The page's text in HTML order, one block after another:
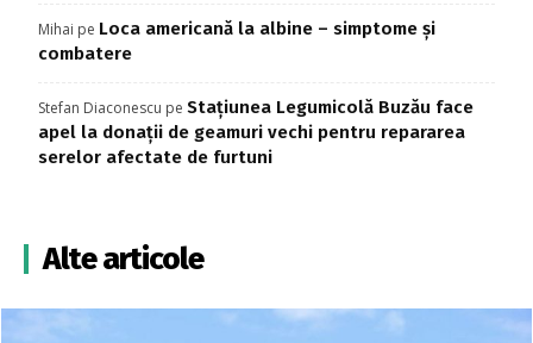
Mihai pe Loca americană la albine – simptome și
combatere
Stefan Diaconescu pe Stațiunea Legumicolă Buzău face
apel la donații de geamuri vechi pentru repararea
serelor afectate de furtuni
Alte articole